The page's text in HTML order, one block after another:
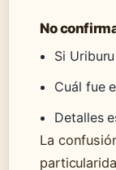
No
Si
Cuál fue
Detalles
La